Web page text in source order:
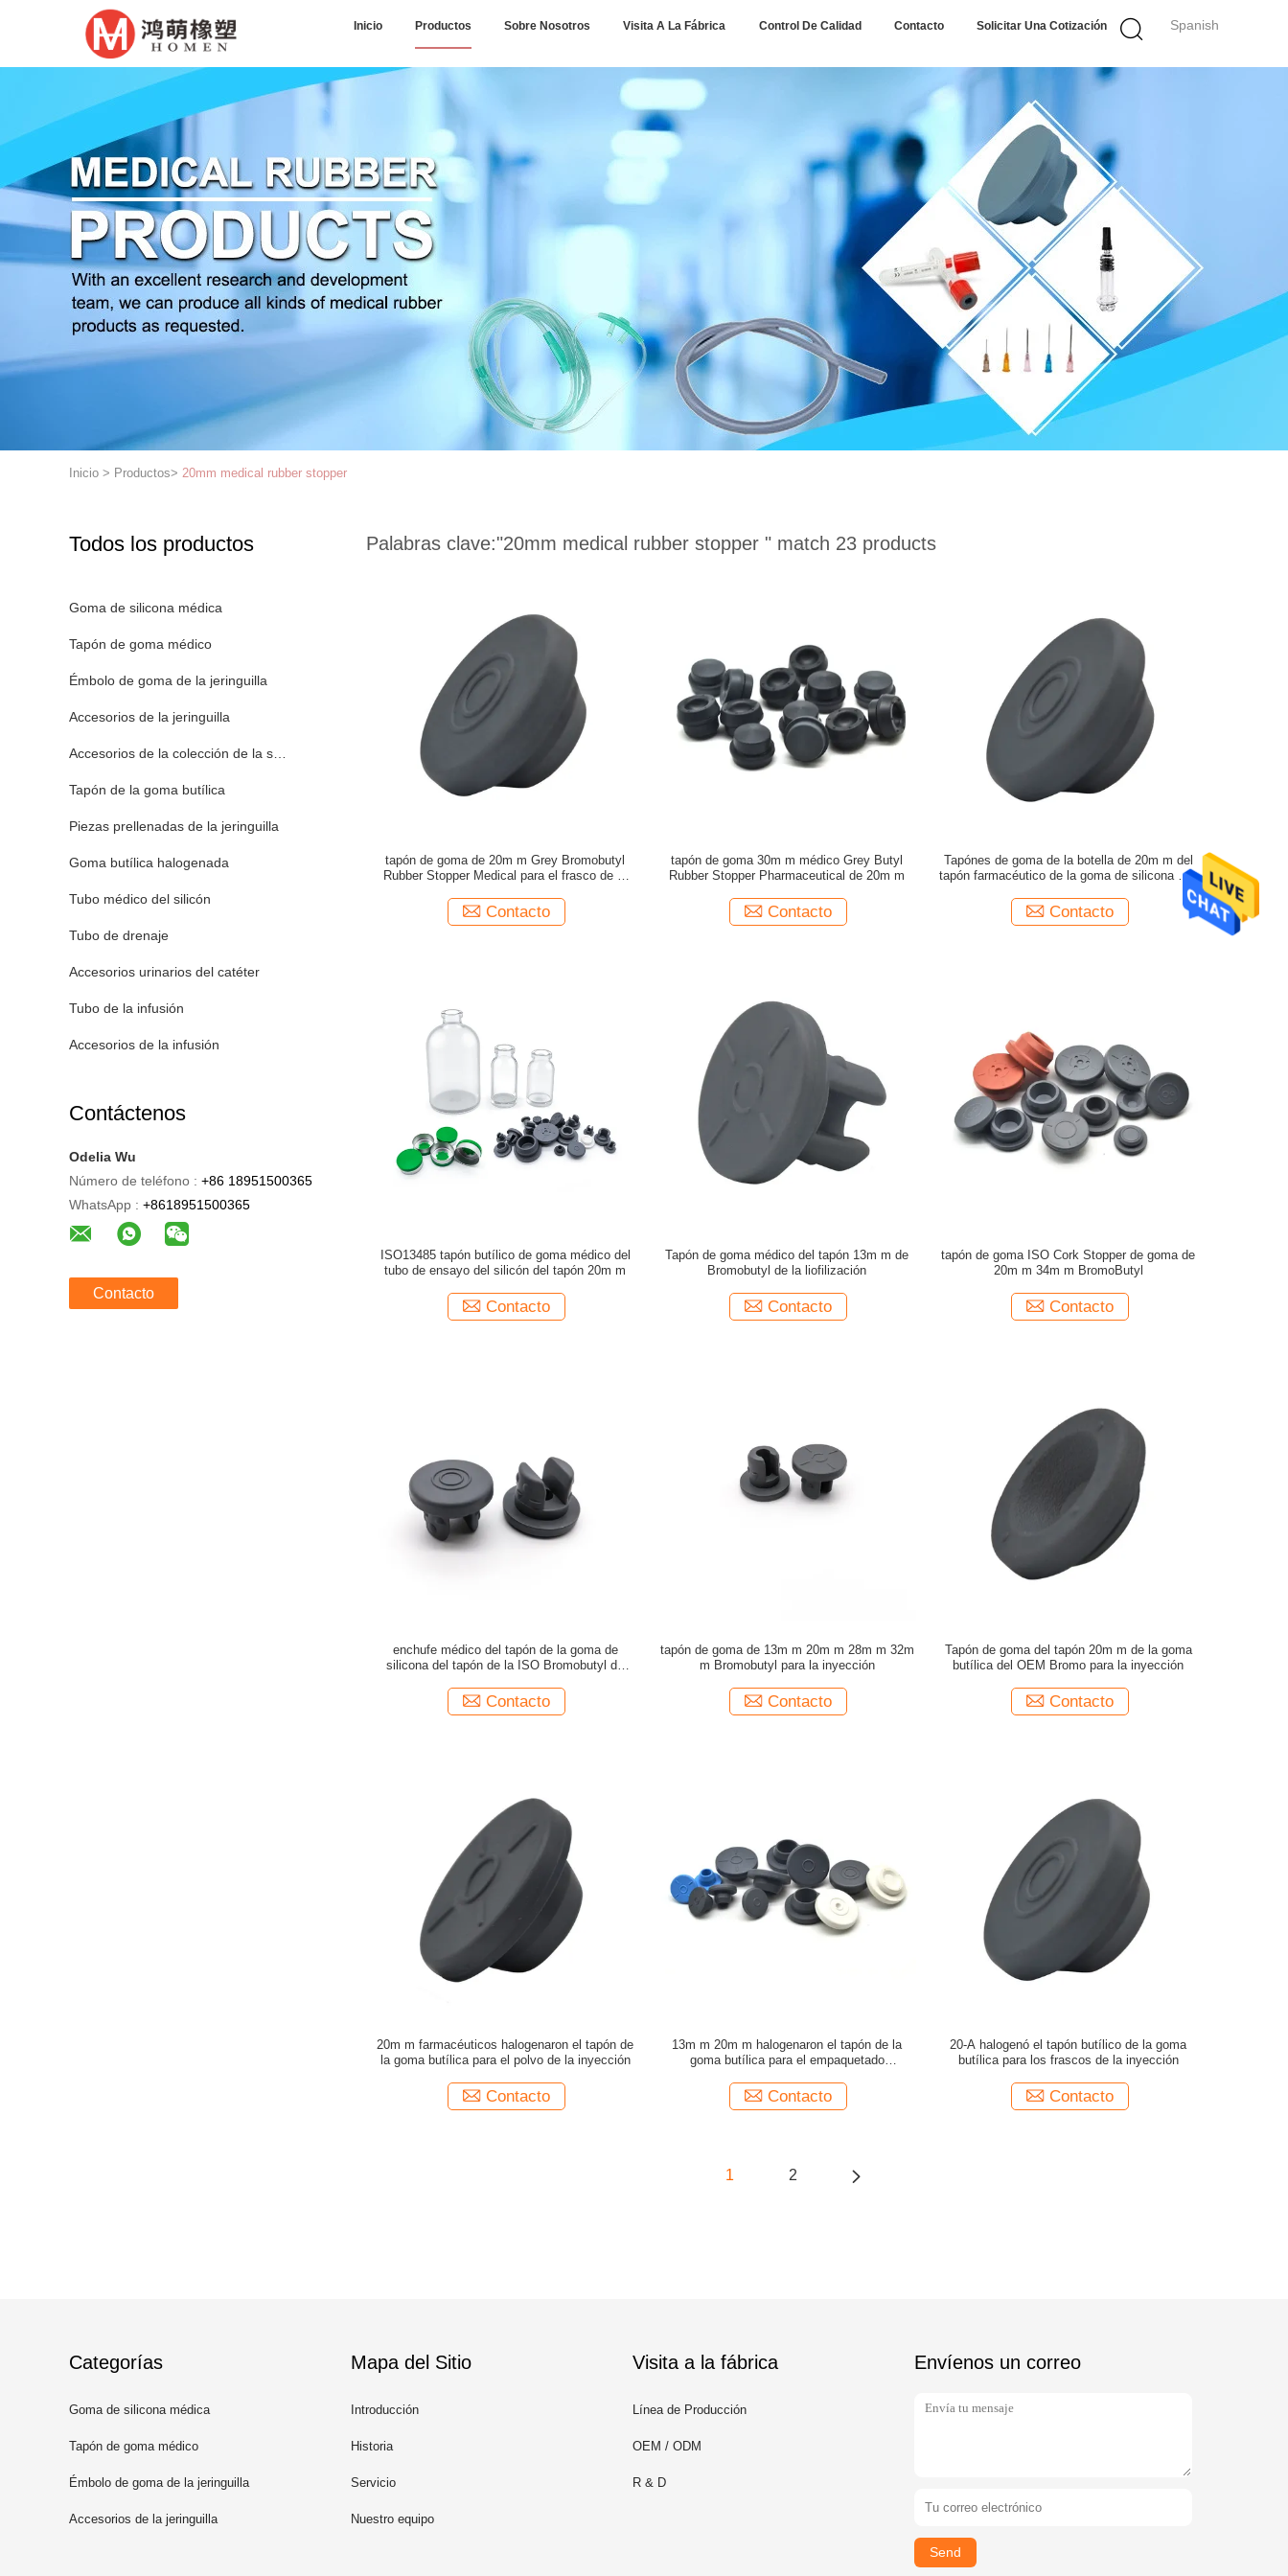
Spanish
Inicio Productos Sobre Nosotros Visita A La Fábrica Control De Calidad Contacto Solicitar Una Cotización
Inicio > Productos> 20mm medical rubber stopper
Todos los productos
Goma de silicona médica
Tapón de goma médico
Émbolo de goma de la jeringuilla
Accesorios de la jeringuilla
Accesorios de la colección de la sangre
Tapón de la goma butílica
Piezas prellenadas de la jeringuilla
Goma butílica halogenada
Tubo médico del silicón
Tubo de drenaje
Accesorios urinarios del catéter
Tubo de la infusión
Accesorios de la infusión
Contáctenos
Odelia Wu
Número de teléfono : +86 18951500365
WhatsApp : +8618951500365
Contacto
Palabras clave:"20mm medical rubber stopper " match 23 products
tapón de goma de 20m m Grey Bromobutyl
Rubber Stopper Medical para el frasco de la
Contacto
tapón de goma 30m m médico Grey Butyl
Rubber Stopper Pharmaceutical de 20m m
Contacto
Tapónes de goma de la botella de 20m m del
tapón farmacéutico de la goma de silicona con
Contacto
ISO13485 tapón butílico de goma médico del
tubo de ensayo del silicón del tapón 20m m
Contacto
Tapón de goma médico del tapón 13m m de
Bromobutyl de la liofilización
Contacto
tapón de goma ISO Cork Stopper de goma de
20m m 34m m BromoButyl
Contacto
enchufe médico del tapón de la goma de
silicona del tapón de la ISO Bromobutyl de
Contacto
tapón de goma de 13m m 20m m 28m m 32m
m Bromobutyl para la inyección
Contacto
Tapón de goma del tapón 20m m de la goma
butílica del OEM Bromo para la inyección
Contacto
20m m farmacéuticos halogenaron el tapón de
la goma butílica para el polvo de la inyección
Contacto
13m m 20m m halogenaron el tapón de la
goma butílica para el empaquetado
Contacto
20-A halogenó el tapón butílico de la goma
butílica para los frascos de la inyección
Contacto
1 2
Categorías
Goma de silicona médica
Tapón de goma médico
Émbolo de goma de la jeringuilla
Accesorios de la jeringuilla
Mapa del Sitio
Introducción
Historia
Servicio
Nuestro equipo
Visita a la fábrica
Línea de Producción
OEM / ODM
R & D
Envíenos un correo
Send